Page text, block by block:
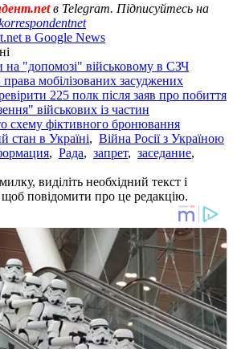
в Telegram. Підписуйтесь на
в Google News
"допомозі" військовому в СЗЧ
мобілізованих засуджених
225 полк після заяв про побиття
військових із частин
фіктивного бронювання
стан в Україні, Війна Росії з Україною
, Рада, запрет, заседание,
виділіть необхідний текст і
повідомити про це редакцію.